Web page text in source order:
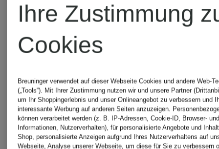
Pailletten
Ihre Zustimmung
Cookies
Breuninger verwendet auf dieser Webseite Cookies und andere Web-
(„Tools“). Mit Ihrer Zustimmung nutzen wir und unsere Partner
um Ihr Shoppingerlebnis und unser Onlineangebot zu verbessern und
interessante Werbung auf anderen Seiten anzuzeigen.
können verarbeitet werden (z. B. IP-Adressen, Cookie-ID, Browser-
Informationen, Nutzerverhalten), für personalisierte Angebote und
Shop, personalisierte Anzeigen aufgrund Ihres Nutzerverhaltens auf
Webseite, Analyse unserer Webseite, um diese für Sie zu verbessern